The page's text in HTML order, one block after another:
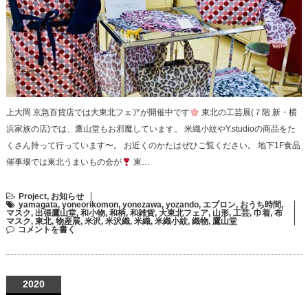
上大岡 京急百貨店では大東北フェアが開催中です
東北の工芸展(７階 新・横
浜家族の店)では、鷹山堂もお邪魔しています。 米織小紋やY.studioの商品をた
くさん持って行っています〜。 お近くのかたはぜひご覧ください。 地下1F食品
催事場では東北うまいもの会が
東…
Project, お知らせ
yamagata, yoneorikomon, yonezawa, yozando, エプロン, おうち時間,
マスク, 出張鷹山堂, 和小物, 和柄, 和雑貨, 大東北フェア, 山形, 工芸, 巾着, 布
マスク, 東北, 物産展, 米沢, 米沢織, 米織, 米織小紋, 織物, 鷹山堂
コメントを書く
2020